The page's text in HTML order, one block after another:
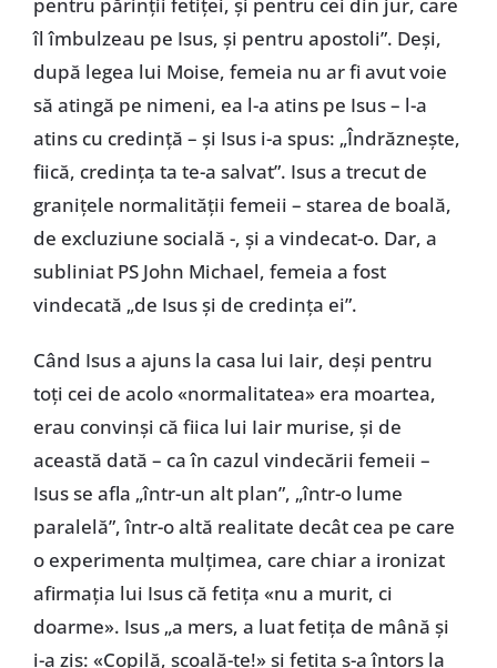
îl îmbulzeau pe Isus, și pentru apostoli”. Deși,
după legea lui Moise, femeia nu ar fi avut voie
să atingă pe nimeni, ea l-a atins pe Isus – l-a
atins cu credință – și Isus i-a spus: „Îndrăznește,
fiică, credința ta te-a salvat”. Isus a trecut de
granițele normalității femeii – starea de boală,
de excluziune socială -, și a vindecat-o. Dar, a
subliniat PS John Michael, femeia a fost
vindecată „de Isus și de credința ei”.
Când Isus a ajuns la casa lui Iair, deși pentru
toți cei de acolo «normalitatea» era moartea,
erau convinși că fiica lui Iair murise, și de
această dată – ca în cazul vindecării femeii –
Isus se afla „într-un alt plan”, „într-o lume
paralelă”, într-o altă realitate decât cea pe care
o experimenta mulțimea, care chiar a ironizat
afirmația lui Isus că fetița «nu a murit, ci
doarme». Isus „a mers, a luat fetița de mână și
i-a zis: «Copilă, scoală-te!» și fetița s-a întors la